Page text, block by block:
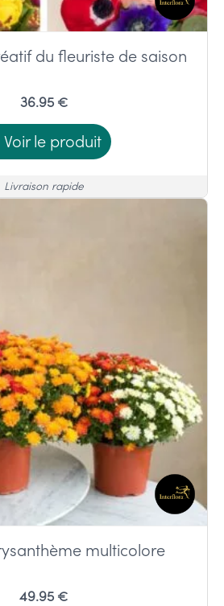
du fleuriste de saison
36.95 €
Voir le produit
Livraison rapide
multicolore
49.95 €